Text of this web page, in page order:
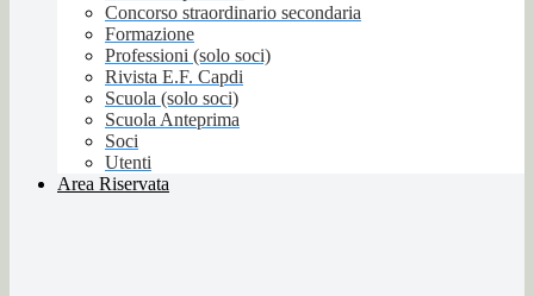
Concorso straordinario secondaria
Formazione
Professioni (solo soci)
Rivista E.F. Capdi
Scuola (solo soci)
Scuola Anteprima
Soci
Utenti
Area Riservata